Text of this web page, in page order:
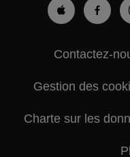
Contactez-
Gestion des
Charte sur les